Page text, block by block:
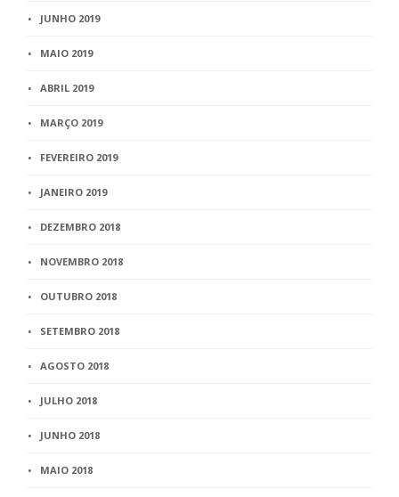
JUNHO 2019
MAIO 2019
ABRIL 2019
MARÇO 2019
FEVEREIRO 2019
JANEIRO 2019
DEZEMBRO 2018
NOVEMBRO 2018
OUTUBRO 2018
SETEMBRO 2018
AGOSTO 2018
JULHO 2018
JUNHO 2018
MAIO 2018